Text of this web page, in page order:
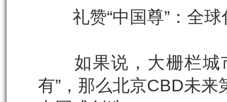
礼赞“中国尊”：全球
如果说，大栅栏城
有”，那么北京CBD未来